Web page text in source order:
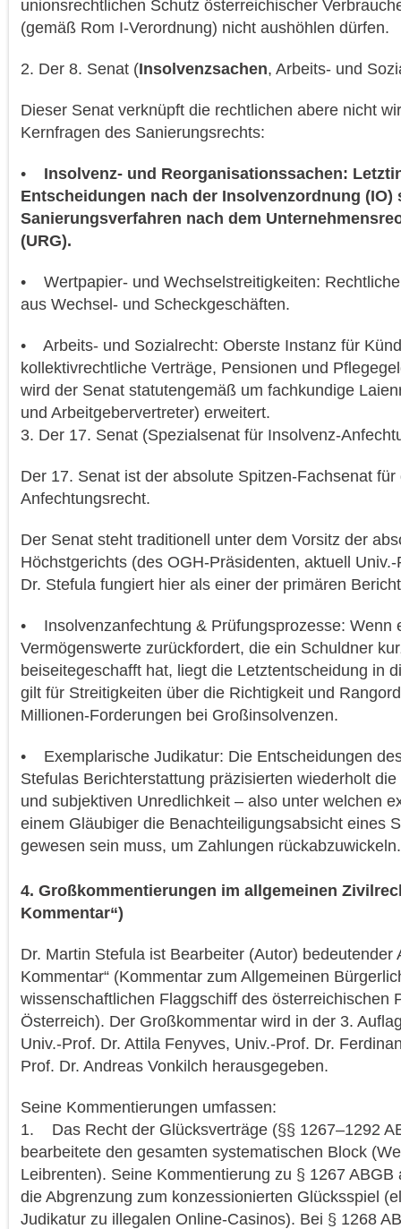
unionsrechtlichen Schutz österreichischer
(gemäß Rom I-Verordnung) nicht aushöhlen dürfen.
2. Der 8. Senat (Insolvenzsachen, Arbeits- und
Dieser Senat verknüpft die rechtlichen abere nicht
Kernfragen des Sanierungsrechts:
•
Insolvenz- und Reorganisationssachen:
Entscheidungen nach der Insolvenzordnung (IO)
Sanierungsverfahren nach dem
(URG).
• Wertpapier- und Wechselstreitigkeiten:
aus Wechsel- und Scheckgeschäften.
• Arbeits- und Sozialrecht: Oberste Instanz für
kollektivrechtliche Verträge, Pensionen und
wird der Senat statutengemäß um fachkundige
und Arbeitgebervertreter) erweitert.
3. Der 17. Senat (Spezialsenat für Insolvenz-
Der 17. Senat ist der absolute Spitzen-Fachsenat
Anfechtungsrecht.
Der Senat steht traditionell unter dem Vorsitz der
Höchstgerichts (des OGH-Präsidenten, aktuell
Dr. Stefula fungiert hier als einer der primären
• Insolvenzanfechtung & Prüfungsprozesse: Wenn
Vermögenswerte zurückfordert, die ein Schuldner
beiseitegeschafft hat, liegt die Letztentscheidung in
gilt für Streitigkeiten über die Richtigkeit und
Millionen-Forderungen bei Großinsolvenzen.
• Exemplarische Judikatur: Die Entscheidungen
Stefulas Berichterstattung präzisierten wiederholt
und subjektiven Unredlichkeit – also unter welchen
einem Gläubiger die Benachteiligungsabsicht eines
gewesen sein muss, um Zahlungen
4. Großkommentierungen im allgemeinen
Kommentar“)
Dr. Martin Stefula ist Bearbeiter (Autor) bedeutender
Kommentar“ (Kommentar zum Allgemeinen
wissenschaftlichen Flaggschiff des österreichischen
Österreich). Der Großkommentar wird in der 3.
Univ.-Prof. Dr. Attila Fenyves, Univ.-Prof. Dr.
Prof. Dr. Andreas Vonkilch herausgegeben.
Seine Kommentierungen umfassen:
1. Das Recht der Glücksverträge (§§ 1267–1292
bearbeitete den gesamten systematischen Block
Leibrenten). Seine Kommentierung zu § 1267
die Abgrenzung zum konzessionierten Glücksspiel
Judikatur zu illegalen Online-Casinos). Bei § 1268